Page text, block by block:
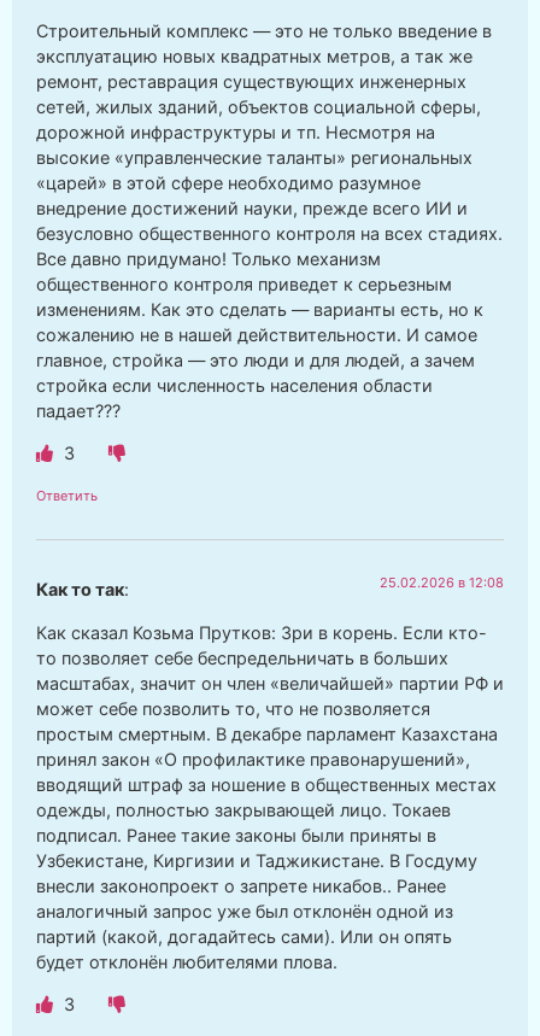
Строительный комплекс — это не только введение в
эксплуатацию новых квадратных метров, а так же
ремонт, реставрация существующих инженерных
сетей, жилых зданий, объектов социальной сферы,
дорожной инфраструктуры и тп. Несмотря на
высокие «управленческие таланты» региональных
«царей» в этой сфере необходимо разумное
внедрение достижений науки, прежде всего ИИ и
безусловно общественного контроля на всех стадиях.
Все давно придумано! Только механизм
общественного контроля приведет к серьезным
изменениям. Как это сделать — варианты есть, но к
сожалению не в нашей действительности. И самое
главное, стройка — это люди и для людей, а зачем
стройка если численность населения области
падает???
3
Ответить
Как то так: 25.02.2026 в 12:08
Как сказал Козьма Прутков: Зри в корень. Если кто-
то позволяет себе беспредельничать в больших
масштабах, значит он член «величайшей» партии РФ и
может себе позволить то, что не позволяется
простым смертным. В декабре парламент Казахстана
принял закон «О профилактике правонарушений»,
вводящий штраф за ношение в общественных местах
одежды, полностью закрывающей лицо. Токаев
подписал. Ранее такие законы были приняты в
Узбекистане, Киргизии и Таджикистане. В Госдуму
внесли законопроект о запрете никабов.. Ранее
аналогичный запрос уже был отклонён одной из
партий (какой, догадайтесь сами). Или он опять
будет отклонён любителями плова.
3